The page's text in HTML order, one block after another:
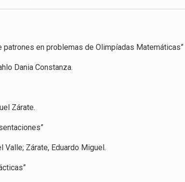
en problemas de Olimpíadas Matemáticas”
Dania Constanza.
Zárate.
Valle; Zárate, Eduardo Miguel.